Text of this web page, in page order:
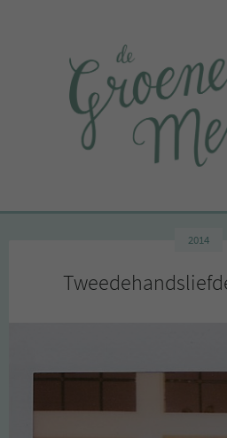
2014